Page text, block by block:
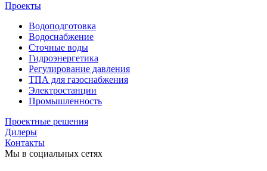
Проекты
Водоподготовка
Водоснабжение
Сточные воды
Гидроэнергетика
Регулирование давления
ТПА для газоснабжения
Электростанции
Промышленность
Проектные решения
Дилеры
Контакты
Мы в социальных сетях